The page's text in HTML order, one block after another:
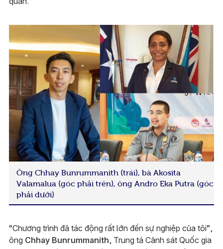
Ông Chhay Bunrummanith (trái), bà Akosita
Valamalua (góc phải trên), ông Andro Eka Putra (góc
phải dưới)
“Chương trình đã tác động rất lớn đến sự nghiệp của tôi”,
ông Chhay Bunrummanith, Trung tá Cảnh sát Quốc gia